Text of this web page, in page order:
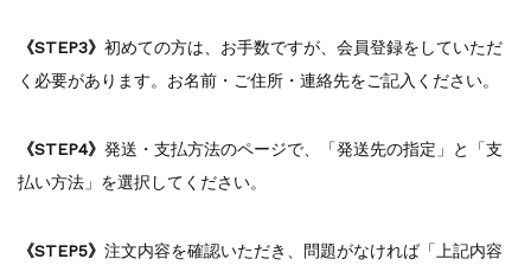
『日本陸海軍はなぜロジスティクスを軽視し...
重版情報
2020.12.18
《STEP3》 初めての方は、お手数ですが、会員登録をしていただ
く必要があります。お名前・ご住所・連絡先をご記入ください。
《STEP4》 発送・支払方法のページで、「発送先の指定」と「支
払い方法」を選択してください。
《STEP5》 注文内容を確認いただき、問題がなければ「上記内容